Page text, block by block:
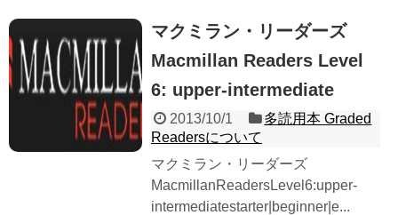
マクミラン・リーダーズ
Macmillan Readers Level
6: upper-intermediate
2013/10/1
多読用本 Graded
Readersについて
マクミラン・リーダーズ
MacmillanReadersLevel6:upper-
intermediatestarter|beginner|e...